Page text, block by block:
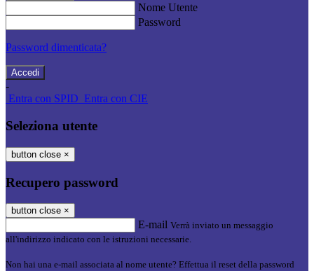
Nome Utente
Password
Password dimenticata?
-
Entra con SPID Entra con CIE
Seleziona utente
button close ×
Recupero password
button close ×
E-mail Verrà inviato un messaggio
all'indirizzo indicato con le istruzioni necessarie.
Non hai una e-mail associata al nome utente? Effettua il reset della password